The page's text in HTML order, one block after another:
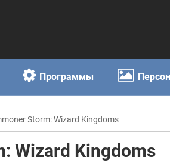
Программы
Storm: Wizard Kingdoms
Wizard Kingdoms